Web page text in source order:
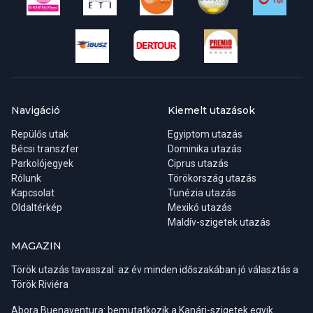
Biztonságos európai paradicsom és a görög vendégszeretet
Utazási céljaink között elsődleges mindig, hogy családunkkal,
barátunkkal biztonságban, minél kellemesebb környezetben,
privátszféránkat megőrizve tudjunk kikapcsolódni. Ezért hívják
mindig találnak rá megoldást, hpo De mi a helyzet a biztonsággal?
Navigáció
Repülős utak
Bécsi transzfer
Parkolójegyek
Rólunk
Kapcsolat
Oldaltérkép
Kiemelt utazások
Egyiptom utazás
Dominika utazás
Ciprus utazás
Törökország utazás
Tunézia utazás
Mexikó utazás
Maldív-szigetek utazás
MAGAZIN
Török utazás tavasszal: az év minden időszakában jó választás a
Török Riviéra
Abora Buenaventura: bemutatkozik a Kanári-szigetek egyik